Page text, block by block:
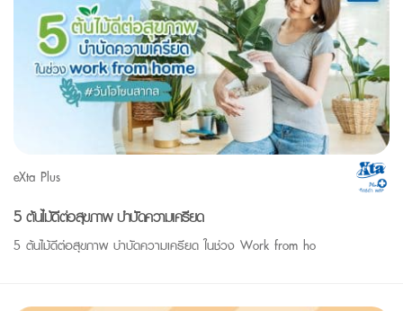
eXta Plus
5 ต้นไม้ดีต่อสุขภาพ บำบัดความเครียด
5 ต้นไม้ดีต่อสุขภาพ บำบัดความเครียด ในช่วง Work from ho